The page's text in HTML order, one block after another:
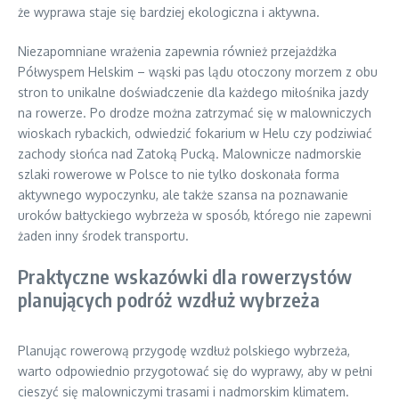
że wyprawa staje się bardziej ekologiczna i aktywna.
Niezapomniane wrażenia zapewnia również przejażdżka
Półwyspem Helskim – wąski pas lądu otoczony morzem z obu
stron to unikalne doświadczenie dla każdego miłośnika jazdy
na rowerze. Po drodze można zatrzymać się w malowniczych
wioskach rybackich, odwiedzić fokarium w Helu czy podziwiać
zachody słońca nad Zatoką Pucką. Malownicze nadmorskie
szlaki rowerowe w Polsce to nie tylko doskonała forma
aktywnego wypoczynku, ale także szansa na poznawanie
uroków bałtyckiego wybrzeża w sposób, którego nie zapewni
żaden inny środek transportu.
Praktyczne wskazówki dla rowerzystów
planujących podróż wzdłuż wybrzeża
Planując rowerową przygodę wzdłuż polskiego wybrzeża,
warto odpowiednio przygotować się do wyprawy, aby w pełni
cieszyć się malowniczymi trasami i nadmorskim klimatem.